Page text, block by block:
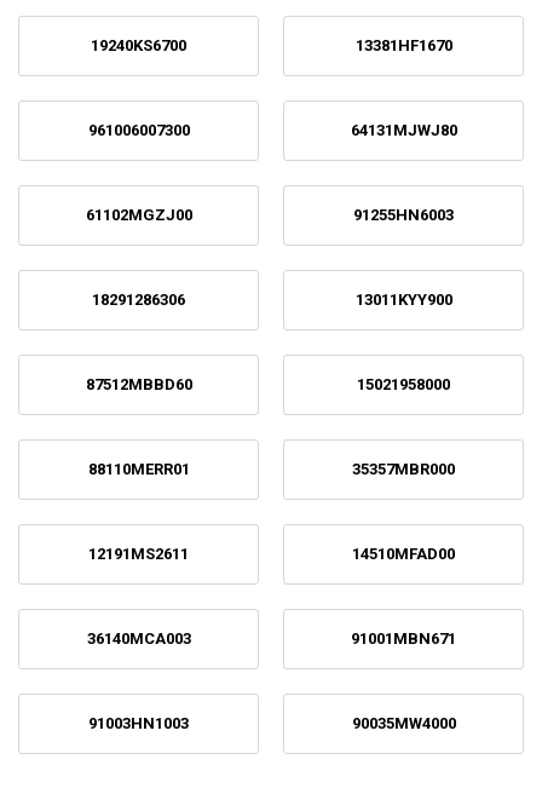
19240KS6700 13381HF1670
961006007300 64131MJWJ80
61102MGZJ00 91255HN6003
18291286306 13011KYY900
87512MBBD60 15021958000
88110MERR01 35357MBR000
12191MS2611 14510MFAD00
36140MCA003 91001MBN671
91003HN1003 90035MW4000